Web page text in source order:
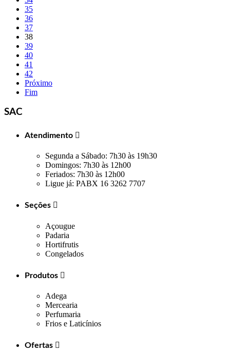
35
36
37
38
39
40
41
42
Próximo
Fim
SAC
Atendimento
Segunda a Sábado: 7h30 às 19h30
Domingos: 7h30 às 12h00
Feriados: 7h30 às 12h00
Ligue já: PABX 16 3262 7707
Seções 
Açougue
Padaria
Hortifrutis
Congelados
Produtos
Adega
Mercearia
Perfumaria
Frios e Laticínios
Ofertas 